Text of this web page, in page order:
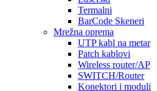
Termalni
BarCode Skeneri
Mrežna oprema
UTP kabl na metar
Patch kablovi
Wireless router/AP
SWITCH/Router
Konektori i moduli